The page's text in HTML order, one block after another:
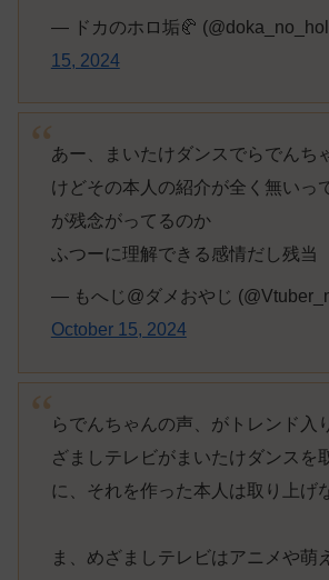
— ドカのホロ垢🥐
15, 2024
あー、まいたけダンスでらでんち
けどその本人の紹介が全く無いっ
が残念がってるのか
ふつーに理解できる感情だし残当
— もへじ@ダメおやじ
October 15, 2024
らでんちゃんの声、がトレンド入
ざましテレビがまいたけダンスを
に、それを作った本人は取り上げ
ま、めざましテレビはアニメや萌